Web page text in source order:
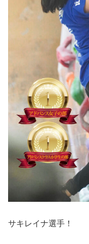
サキレイナ選手！